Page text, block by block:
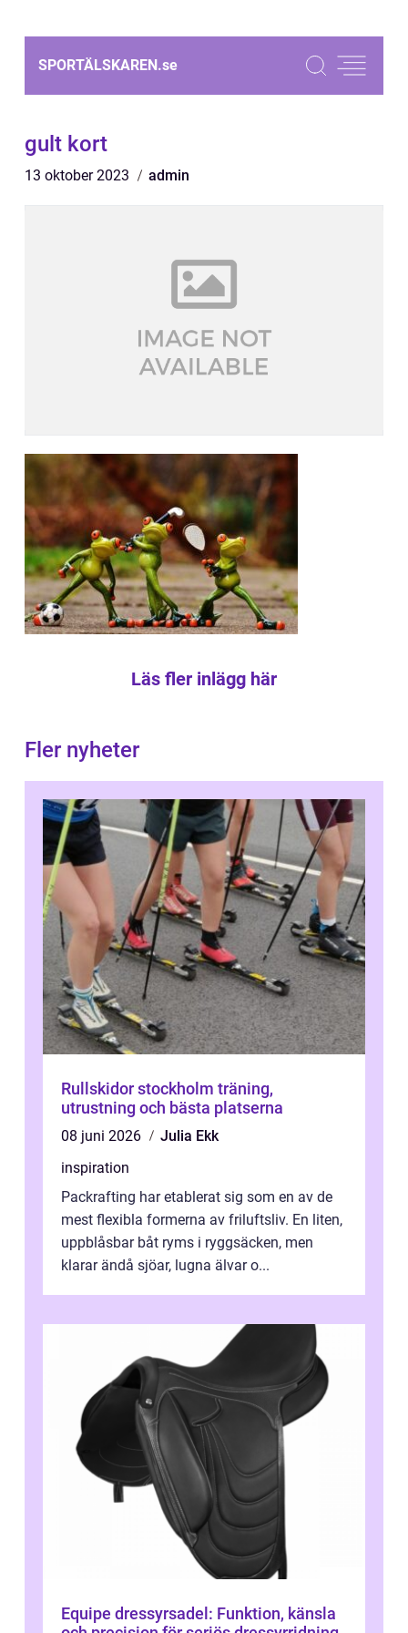
SPORTÄLSKAREN.se
gult kort
13 oktober 2023 admin
Läs fler inlägg här
Fler nyheter
Rullskidor stockholm träning,
utrustning och bästa platserna
08 juni 2026
Julia Ekk
inspiration
Packrafting har etablerat sig som en av de
mest flexibla formerna av friluftsliv. En liten,
uppblåsbar båt ryms i ryggsäcken, men
klarar ändå sjöar, lugna älvar o...
Equipe dressyrsadel: Funktion, känsla